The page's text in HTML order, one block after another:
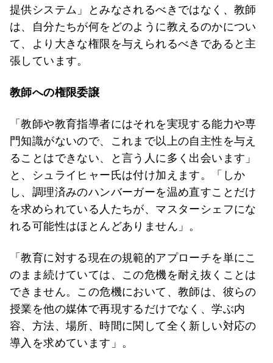
提供システム」とみなされるべきではなく、教師
は、自分たちが何をどのように教えるのかについ
て、より大きな権限を与えられるべきであると主
張しています。
教師への権限委譲
「教師や教育指導者にはそれを実現する能力や専
門知識がないので、これまで以上の自主性を与え
ることはできない、と言う人に多く出会います」
と、シュライヒャー氏は付け加えます。「しか
し、調理済みのハンバーガーを温め直すことだけ
を求められている人たちが、マスターシェフにな
れる可能性はほとんどありません」。
「教育に対する現在の規範的アプローチを単にこ
のまま続けていては、この危機を耐え抜くことは
できません。この危機において、教師は、彼らの
授業を他の媒体で再現するだけでなく、学ぶ内
容、方法、場所、時間に関して全く新しい対応の
導入を求めています」。